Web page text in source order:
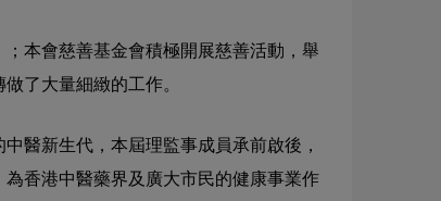
本會慈善基金會積極開展慈善活動，舉
了大量細緻的工作。
醫新生代，本屆理監事成員承前啟後，
香港中醫藥界及廣大市民的健康事業作